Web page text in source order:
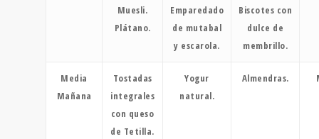
Muesli.
Plátano.
Emparedado
de mutabal
y escarola.
Biscotes con
dulce de
membrillo.
Media
Mañana
Tostadas
integrales
con queso
de Tetilla.
Yogur
natural.
Almendras.